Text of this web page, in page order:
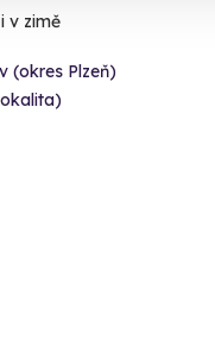
v zimě
(okres Plzeň)